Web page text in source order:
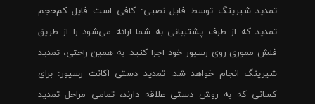
تمدید شیرینگ توسط فایل نصبی: کافی است فایل کم‌حجم
تمدید که از طرف پشتیبانی به شما ارائه می‌شود را از طریق
فلش مموری روی رسیور خود اجرا کنید. به همین راحتی، تمدید
شیرینگ انجام خواهد شد. تمدید دستی اکانت رسیور: برای
کسانی که به روش دستی علاقه دارند، تمامی مراحل تمدید